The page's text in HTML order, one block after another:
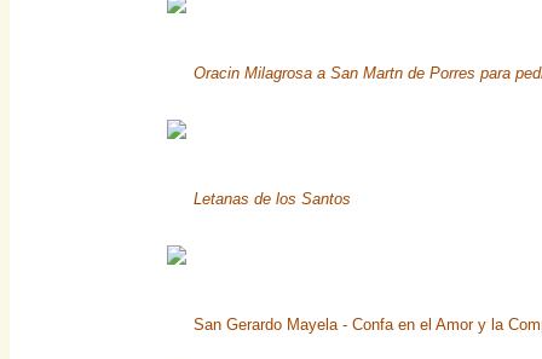
Oracin Milagrosa a San Martn de Porres para
Letanas de los Santos
San Gerardo Mayela - Confa en el Amor y la